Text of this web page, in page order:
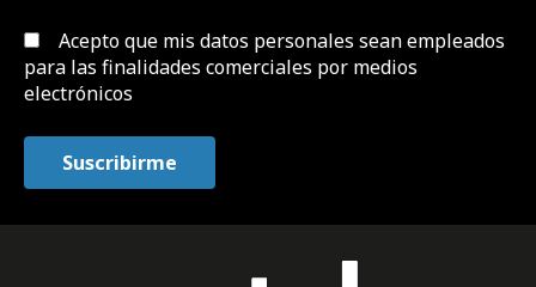
Acepto que mis datos personales sean empleados
para las finalidades comerciales por medios
electrónicos